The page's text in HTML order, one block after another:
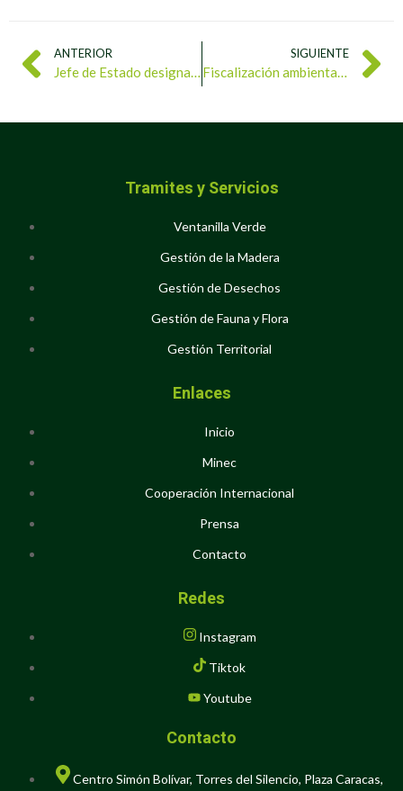
ANTERIOR
Jefe de Estado designa equipo para constituir los Comités de Ecosocialismo de la Gran Misión Madre Tierra Venezuela
SIGUIENTE
Fiscalización ambiental en Monagas detecta irregularidades y toma acciones para su saneamiento
Tramites y Servicios
Ventanilla Verde
Gestión de la Madera
Gestión de Desechos
Gestión de Fauna y Flora
Gestión Territorial
Enlaces
Inicio
Minec
Cooperación Internacional
Prensa
Contacto
Redes
Instagram
Tiktok
Youtube
Contacto
Centro Simón Bolívar, Torres del Silencio, Plaza Caracas,